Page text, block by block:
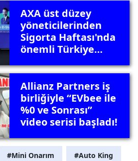
AXA üst düzey
yöneticilerinden
Sigorta Haftası'nda
önemli Türkiye
Allianz Partners iş
birliğiyle “EVbee ile
%0 ve Sonrası”
video serisi başladı!
#Mini Onarım #Auto King